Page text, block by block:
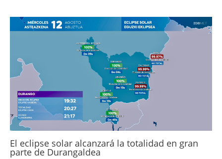
El eclipse solar alcanzará la totalidad en gran
parte de Durangaldea